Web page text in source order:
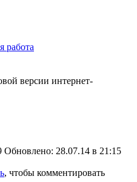
работа
версии интернет-
Обновлено: 28.07.14 в 21:15
, чтобы комментировать